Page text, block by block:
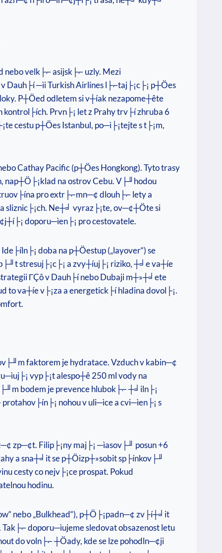
velk├⌐ asijsk├⌐ uzly. Mezi
Dauh├í ─ìi Turkish Airlines l├⌐taj├¡c├¡ p┼Öes
P┼Öed odletem si v┼íak nezapome┼ête
Prvn├¡ let z Prahy trv├í zhruba 6
cestu p┼Öes Istanbul, po─ì├¡tejte s t├¡m,
Cathay Pacific (p┼Öes Hongkong). Tyto trasy
na ostrov Cebu. V├╜hodou
pro extr├⌐mn─¢ dlouh├⌐ lety a
sliznic├¡ch. Ne┼╛ vyraz├¡te, ov─¢┼Öte si
doporu─ìen├¡ pro cestovatele.
doba na p┼Öestup („layover“) se
stresuj├¡c├¡ a zvy┼íuj├¡ riziko, ┼╛e va┼íe
ΓÇô v Dauh├í nebo Dubaji m┼»┼╛ete
va┼íe v├¡za a energetick├í hladina dovol├¡.
faktorem je hydratace. Vzduch v kabin─¢
vyp├¡t alespo┼ê 250 ml vody na
bodem je prevence hlubok├⌐ ┼╛iln├¡
nohou v uli─ìce a cvi─ìen├¡ s
zp─¢t. Filip├¡ny maj├¡ ─ìasov├╜ posun +6
a sna┼╛it se p┼Öizp┼»sobit sp├ínkov├╜
cesty co nejv├¡ce prospat. Pokud
hodinu.
nebo „Bulkhead“), p┼Ö├¡padn─¢ zv├í┼╛it
doporu─ìujeme sledovat obsazenost letu
do voln├⌐ ┼Öady, kde se lze pohodln─¢ji